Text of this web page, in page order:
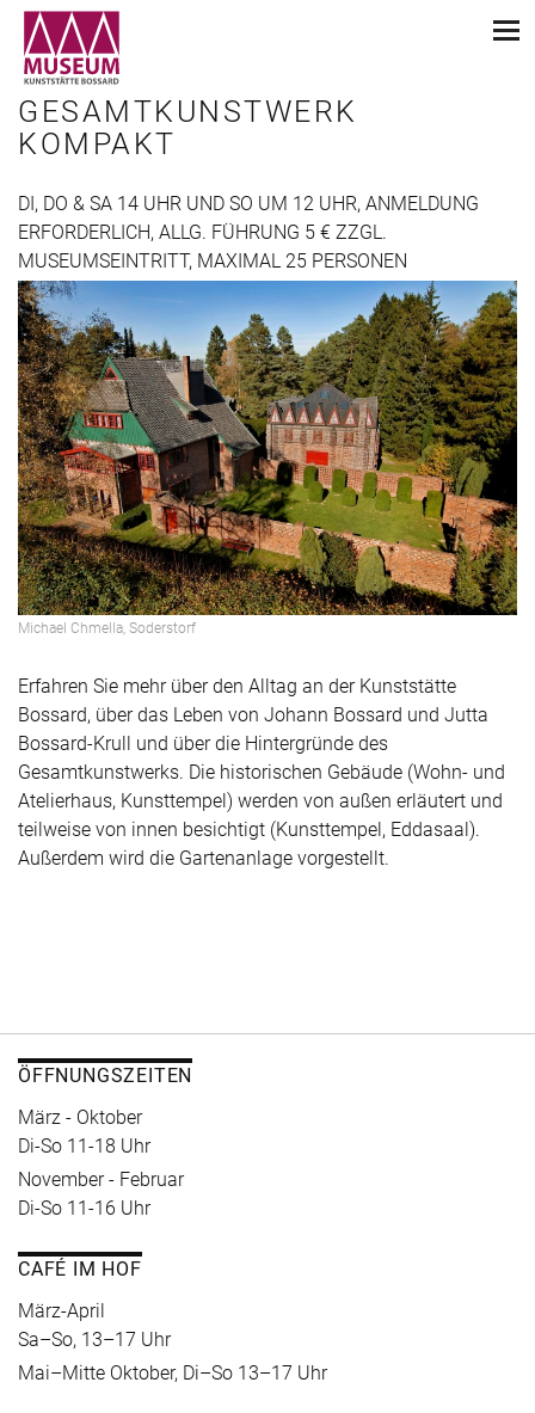
GESAMTKUNSTWERK
KOMPAKT
DI, DO & SA 14 UHR UND SO UM 12 UHR, ANMELDUNG
ERFORDERLICH, ALLG. FÜHRUNG 5 € ZZGL.
MUSEUMSEINTRITT, MAXIMAL 25 PERSONEN
Michael Chmella, Soderstorf
Erfahren Sie mehr über den Alltag an der Kunststätte
Bossard, über das Leben von Johann Bossard und Jutta
Bossard-Krull und über die Hintergründe des
Gesamtkunstwerks. Die historischen Gebäude (Wohn- und
Atelierhaus, Kunsttempel) werden von außen erläutert und
teilweise von innen besichtigt (Kunsttempel, Eddasaal).
Außerdem wird die Gartenanlage vorgestellt.
ÖFFNUNGSZEITEN
März - Oktober
Di-So 11-18 Uhr
November - Februar
Di-So 11-16 Uhr
CAFÉ IM HOF
März-April
Sa–So, 13–17 Uhr
Mai–Mitte Oktober, Di–So 13–17 Uhr